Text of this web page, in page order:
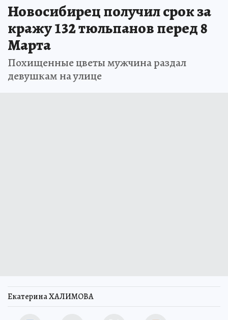
Новосибирец получил срок за
кражу 132 тюльпанов перед 8
Марта
Похищенные цветы мужчина раздал
девушкам на улице
Екатерина ХАЛИМОВА